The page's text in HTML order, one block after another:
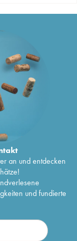
an und entdecken
und fundierte